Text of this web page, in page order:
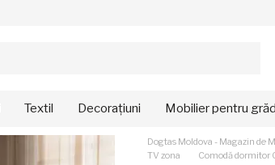
Textil Decorațiuni Mobilier pentru
Dogtas Moldova - Magazin de
TV zona
Comodă dormitor